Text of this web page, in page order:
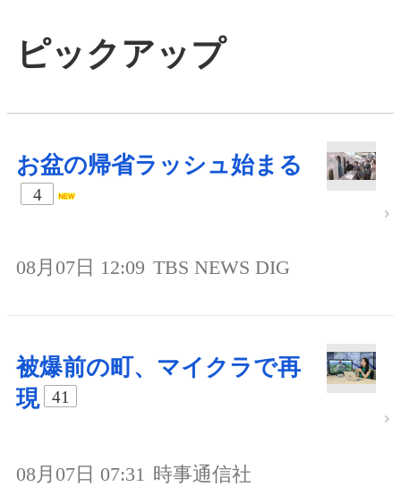
ピックアップ
お盆の帰省ラッシュ始まる
4
08月07日 12:09 TBS NEWS DIG
被爆前の町、マイクラで再
現
41
08月07日 07:31 時事通信社